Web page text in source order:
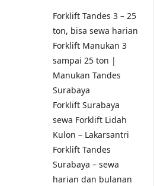
Forklift Tandes 3 – 25
ton, bisa sewa harian
Forklift Manukan 3
sampai 25 ton |
Manukan Tandes
Surabaya
Forklift Surabaya
sewa Forklift Lidah
Kulon – Lakarsantri
Forklift Tandes
Surabaya – sewa
harian dan bulanan